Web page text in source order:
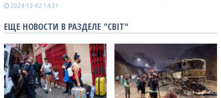
2024-12-02 14:31
ЕЩЕ НОВОСТИ В РАЗДЕЛЕ "СВІТ"